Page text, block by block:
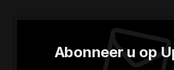
Abonneer u op